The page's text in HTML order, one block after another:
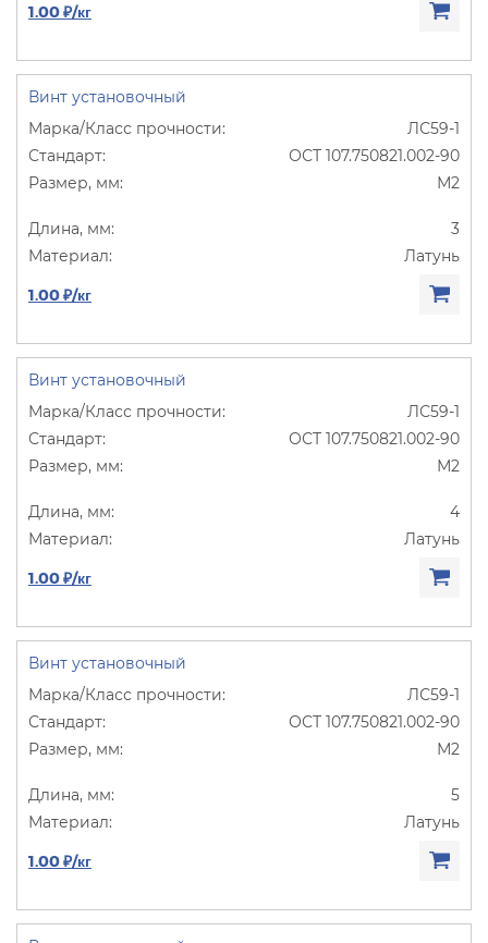
1.00 ₽/кг
Винт установочный
ЛС59-1
ОСТ 107.750821.002-90
М2
3
Латунь
1.00 ₽/кг
Винт установочный
ЛС59-1
ОСТ 107.750821.002-90
М2
4
Латунь
1.00 ₽/кг
Винт установочный
ЛС59-1
ОСТ 107.750821.002-90
М2
5
Латунь
1.00 ₽/кг